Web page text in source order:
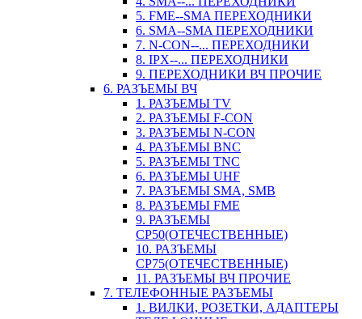
5. FME--SMA ПЕРЕХОДНИКИ
6. SMA--SMA ПЕРЕХОДНИКИ
7. N-CON--... ПЕРЕХОДНИКИ
8. IPX--... ПЕРЕХОДНИКИ
9. ПЕРЕХОДНИКИ ВЧ ПРОЧИЕ
6. РАЗЪЕМЫ ВЧ
1. РАЗЪЕМЫ TV
2. РАЗЪЕМЫ F-CON
3. РАЗЪЕМЫ N-CON
4. РАЗЪЕМЫ BNC
5. РАЗЪЕМЫ TNC
6. РАЗЪЕМЫ UHF
7. РАЗЪЕМЫ SMA, SMB
8. РАЗЪЕМЫ FME
9. РАЗЪЕМЫ
СР50(ОТЕЧЕСТВЕННЫЕ)
10. РАЗЪЕМЫ
СР75(ОТЕЧЕСТВЕННЫЕ)
11. РАЗЪЕМЫ ВЧ ПРОЧИЕ
7. ТЕЛЕФОННЫЕ РАЗЪЕМЫ
1. ВИЛКИ, РОЗЕТКИ, АДАПТЕРЫ